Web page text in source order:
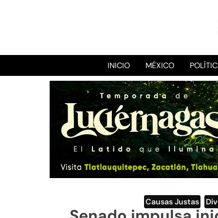
INICIO MÉXICO
Causas Justas